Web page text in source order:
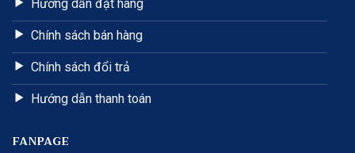
Hướng dẫn đặt hàng
Chính sách bán hàng
Chính sách đổi trả
Hướng dẫn thanh toán
FANPAGE